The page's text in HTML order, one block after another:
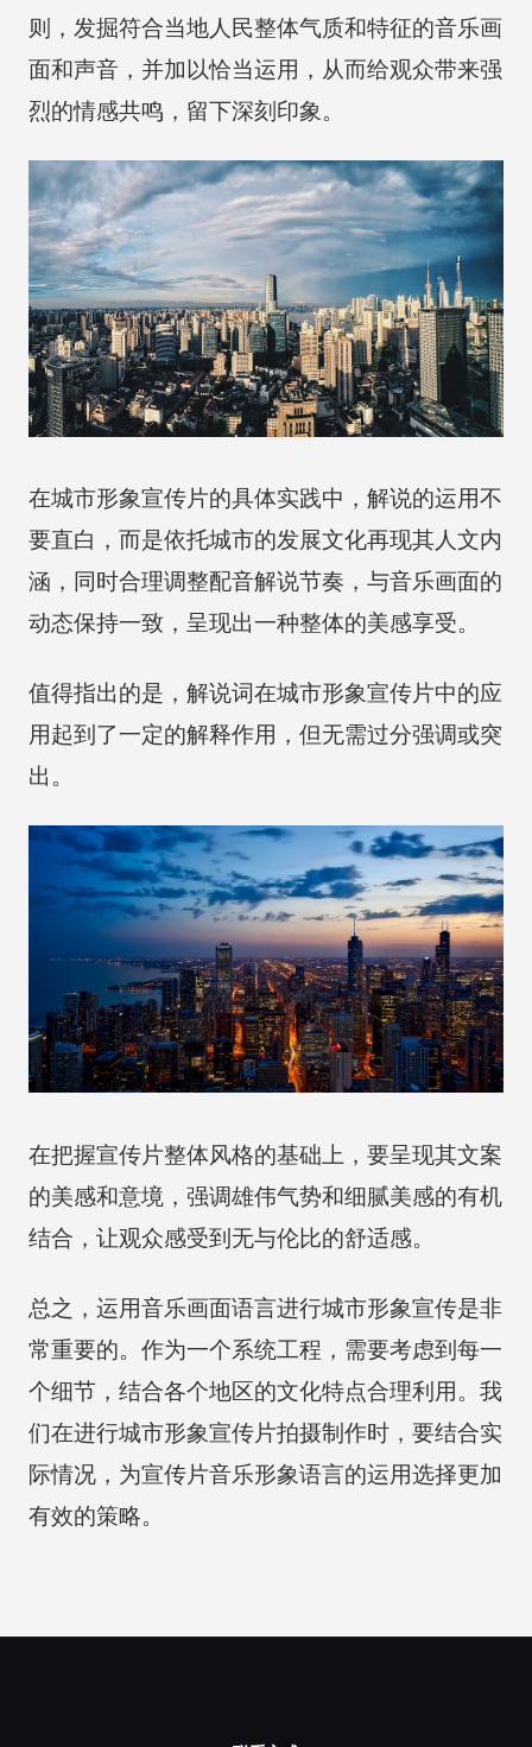
则，发掘符合当地人民整体气质和特征的音乐画
面和声音，并加以恰当运用，从而给观众带来强
烈的情感共鸣，留下深刻印象。
在城市形象宣传片的具体实践中，解说的运用不
要直白，而是依托城市的发展文化再现其人文内
涵，同时合理调整配音解说节奏，与音乐画面的
动态保持一致，呈现出一种整体的美感享受。
值得指出的是，解说词在城市形象宣传片中的应
用起到了一定的解释作用，但无需过分强调或突
出。
在把握宣传片整体风格的基础上，要呈现其文案
的美感和意境，强调雄伟气势和细腻美感的有机
结合，让观众感受到无与伦比的舒适感。
总之，运用音乐画面语言进行城市形象宣传是非
常重要的。作为一个系统工程，需要考虑到每一
个细节，结合各个地区的文化特点合理利用。我
们在进行城市形象宣传片拍摄制作时，要结合实
际情况，为宣传片音乐形象语言的运用选择更加
有效的策略。